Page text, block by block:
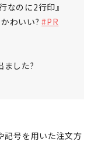
なのに2行印』
わいい?#PR
ました?
記号を用いた注文方